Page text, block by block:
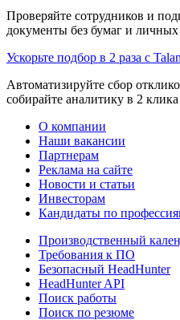
Проверяйте сотрудников и
документы без бумаг и личных
Ускорьте подбор в 2 раза с
Автоматизируйте сбор
собирайте аналитику в 2 клика
О компании
Наши вакансии
Партнерам
Реклама на сайте
Новости и статьи
Инвесторам
Кандидаты по
Производственный
Требования к ПО
Безопасный HeadHunter
HeadHunter API
Поиск работы
Поиск по резюме